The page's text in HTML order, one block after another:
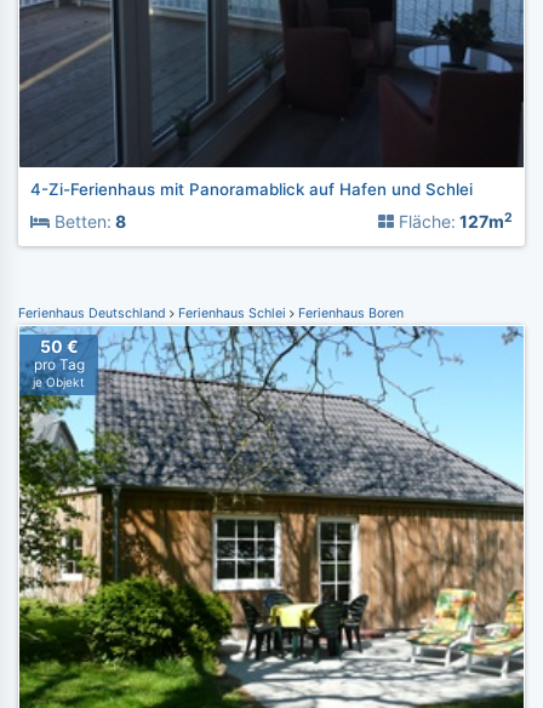
4-Zi-Ferienhaus mit Panoramablick auf Hafen und Schlei
Betten: 8 Fläche: 127m2
Ferienhaus Deutschland Ferienhaus Schlei Ferienhaus Boren
50 €
pro Tag
je Objekt